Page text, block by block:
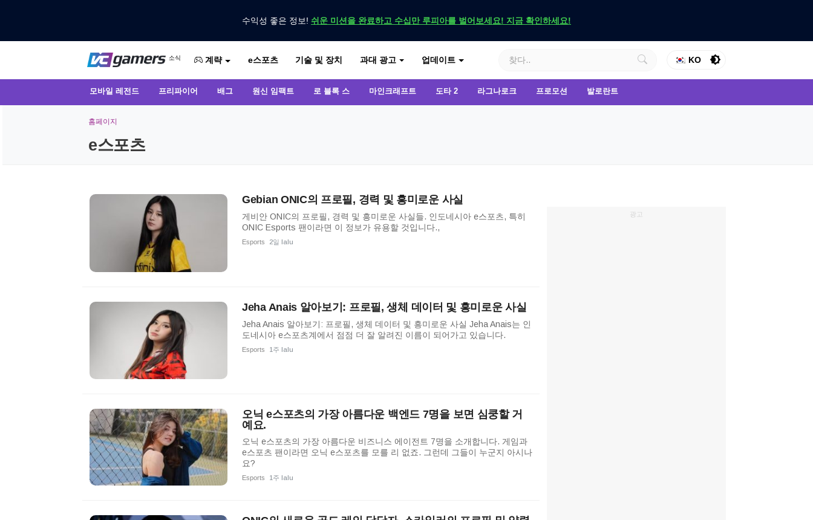
수익성 좋은 정보! 쉬운 미션을 완료하고 수십만 루피아를 벌어보세요! 지금 확인하세요!
VCGamers 뉴스
소식
VCGamers에서만 최신 게임 뉴스 받기
계략 e스포츠 기술 및 장치 과대 광고 업데이트 KO
모바일 레전드 프리파이어 배그 원신 임팩트 로 블록 스 마인크래프트 도타 2 라그나로크 프로모션 발로란트
홈페이지
e스포츠
Gebian ONIC의 프로필, 경력 및 흥미로운 사실
게비안 ONIC의 프로필, 경력 및 흥미로운 사실들. 인도네시아 e스포츠, 특히
ONIC Esports 팬이라면 이 정보가 유용할 것입니다.,
Esports 2일 lalu
Jeha Anais 알아보기: 프로필, 생체 데이터 및 흥미로운 사실
Jeha Anais 알아보기: 프로필, 생체 데이터 및 흥미로운 사실 Jeha Anais는 인
도네시아 e스포츠계에서 점점 더 잘 알려진 이름이 되어가고 있습니다.
Esports 1주 lalu
오닉 e스포츠의 가장 아름다운 백엔드 7명을 보면 심쿵할 거
예요.
오닉 e스포츠의 가장 아름다운 비즈니스 에이전트 7명을 소개합니다. 게임과
e스포츠 팬이라면 오닉 e스포츠를 모를 리 없죠. 그런데 그들이 누군지 아시나
요?
Esports 1주 lalu
광고